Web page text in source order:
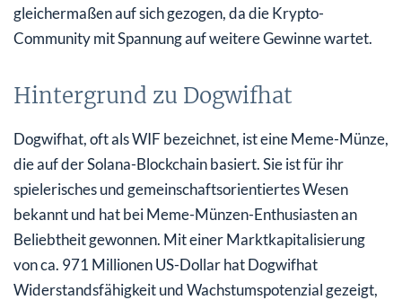
gleichermaßen auf sich gezogen, da die Krypto-
Community mit Spannung auf weitere Gewinne wartet.
Hintergrund zu Dogwifhat
Dogwifhat, oft als WIF bezeichnet, ist eine Meme-Münze,
die auf der Solana-Blockchain basiert. Sie ist für ihr
spielerisches und gemeinschaftsorientiertes Wesen
bekannt und hat bei Meme-Münzen-Enthusiasten an
Beliebtheit gewonnen. Mit einer Marktkapitalisierung
von ca. 971 Millionen US-Dollar hat Dogwifhat
Widerstandsfähigkeit und Wachstumspotenzial gezeigt,